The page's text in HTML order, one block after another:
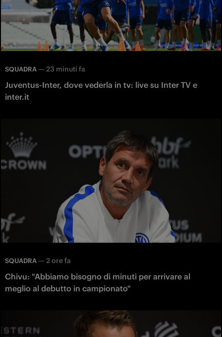
SQUADRA — 23 minuti fa
Juventus-Inter, dove vederla in tv: live su Inter TV e
inter.it
SQUADRA — 2 ore fa
Chivu: "Abbiamo bisogno di minuti per arrivare al
meglio al debutto in campionato"